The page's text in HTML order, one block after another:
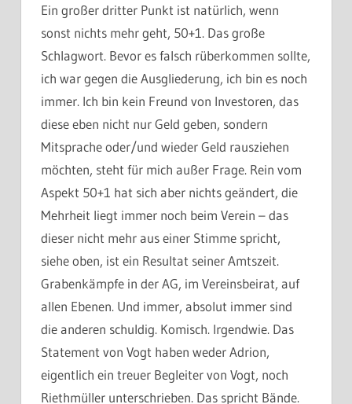
Ein großer dritter Punkt ist natürlich, wenn
sonst nichts mehr geht, 50+1. Das große
Schlagwort. Bevor es falsch rüberkommen sollte,
ich war gegen die Ausgliederung, ich bin es noch
immer. Ich bin kein Freund von Investoren, das
diese eben nicht nur Geld geben, sondern
Mitsprache oder/und wieder Geld rausziehen
möchten, steht für mich außer Frage. Rein vom
Aspekt 50+1 hat sich aber nichts geändert, die
Mehrheit liegt immer noch beim Verein – das
dieser nicht mehr aus einer Stimme spricht,
siehe oben, ist ein Resultat seiner Amtszeit.
Grabenkämpfe in der AG, im Vereinsbeirat, auf
allen Ebenen. Und immer, absolut immer sind
die anderen schuldig. Komisch. Irgendwie. Das
Statement von Vogt haben weder Adrion,
eigentlich ein treuer Begleiter von Vogt, noch
Riethmüller unterschrieben. Das spricht Bände.